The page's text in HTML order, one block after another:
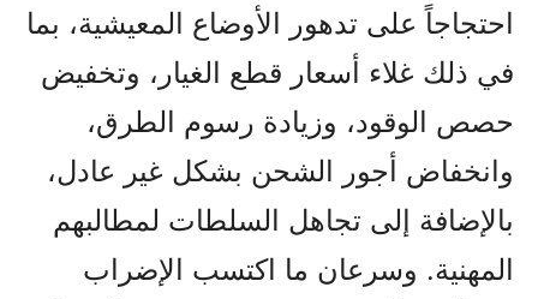
احتجاجاً على تدهور الأوضاع المعيشية، بما
في ذلك غلاء أسعار قطع الغيار، وتخفيض
حصص الوقود، وزيادة رسوم الطرق،
وانخفاض أجور الشحن بشكل غير عادل،
بالإضافة إلى تجاهل السلطات لمطالبهم
المهنية. وسرعان ما اكتسب الإضراب